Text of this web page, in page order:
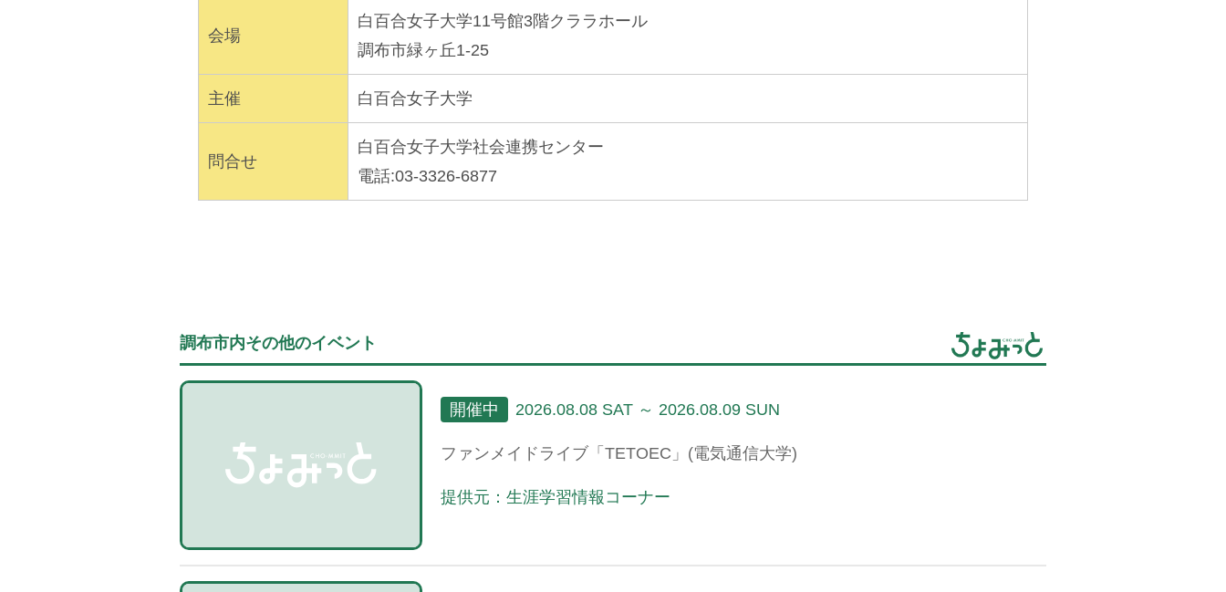
会場
白百合女子大学11号館3階クララホール
調布市緑ヶ丘1-25
主催 白百合女子大学
問合せ
白百合女子大学社会連携センター
電話:03-3326-6877
調布市内その他のイベント
開催中 2026.08.08 SAT ～ 2026.08.09 SUN
ファンメイドライブ「TETOEC」(電気通信大学)
提供元：生涯学習情報コーナー